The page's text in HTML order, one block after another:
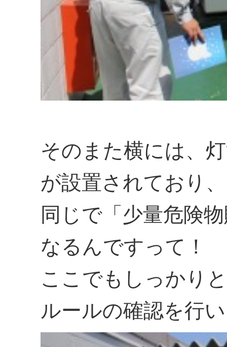
そのまた横には、
が設置されており
同じで「少量危険
なるんですって！
ここでもしっかり
ルールの確認を行